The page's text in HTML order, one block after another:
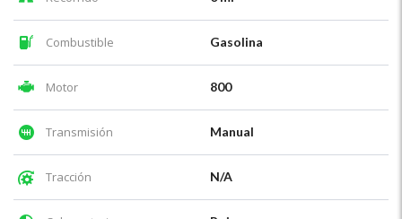
Combustible Gasolina
Motor 800
Transmisión Manual
Tracción N/A